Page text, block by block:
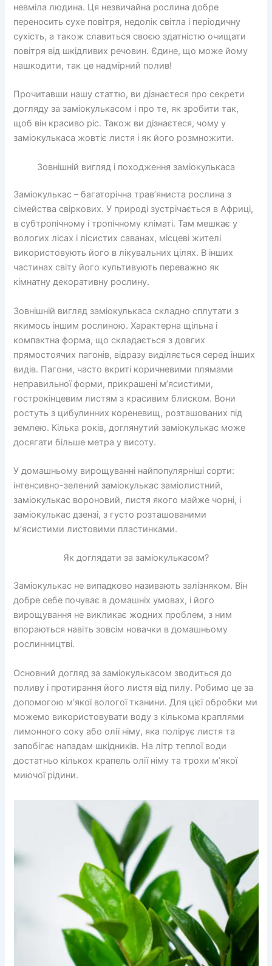
невміла людина. Ця незвичайна рослина добре
переносить сухе повітря, недолік світла і періодичну
сухість, а також славиться своєю здатністю очищати
повітря від шкідливих речовин. Єдине, що може йому
нашкодити, так це надмірний полив!
Прочитавши нашу статтю, ви дізнаєтеся про секрети
догляду за заміокулькасом і про те, як зробити так,
щоб він красиво ріс. Також ви дізнаєтеся, чому у
заміокулькаса жовтіє листя і як його розмножити.
Зовнішній вигляд і походження заміокулькаса
Заміокулькас – багаторічна трав’яниста рослина з
сімейства свіркових. У природі зустрічається в Африці,
в субтропічному і тропічному кліматі. Там мешкає у
вологих лісах і лісистих саванах, місцеві жителі
використовують його в лікувальних цілях. В інших
частинах світу його культивують переважно як
кімнатну декоративну рослину.
Зовнішній вигляд заміокулькаса складно сплутати з
якимось іншим рослиною. Характерна щільна і
компактна форма, що складається з довгих
прямостоячих пагонів, відразу виділяється серед інших
видів. Пагони, часто вкриті коричневими плямами
неправильної форми, прикрашені м’ясистими,
гострокінцевим листям з красивим блиском. Вони
ростуть з цибулинних кореневищ, розташованих під
землею. Кілька років, доглянутий заміокулькас може
досягати більше метра у висоту.
У домашньому вирощуванні найпопулярніші сорти:
інтенсивно-зелений заміокулькас заміолистний,
заміокулькас вороновий, листя якого майже чорні, і
заміокулькас дзензі, з густо розташованими
м’ясистими листовими пластинками.
Як доглядати за заміокулькасом?
Заміокулькас не випадково називають залізняком. Він
добре себе почуває в домашніх умовах, і його
вирощування не викликає жодних проблем, з ним
впораються навіть зовсім новачки в домашньому
рослинництві.
Основний догляд за заміокулькасом зводиться до
поливу і протирання його листя від пилу. Робимо це за
допомогою м’якої вологої тканини. Для цієї обробки ми
можемо використовувати воду з кількома краплями
лимонного соку або олії німу, яка полірує листя та
запобігає нападам шкідників. На літр теплої води
достатньо кількох крапель олії німу та трохи м’якої
миючої рідини.